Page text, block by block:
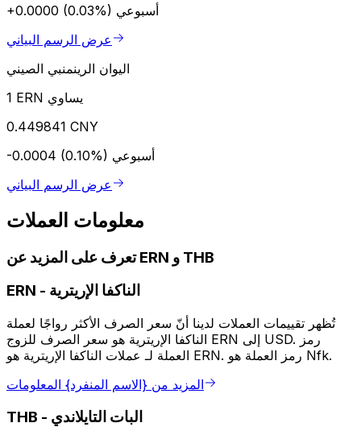
+0.0000 (0.03%) أسبوعي
عرض الرسم البياني
اليوان الرينمنبي الصيني
1 ERN يساوي
0.449841 CNY
-0.0004 (0.10%) أسبوعي
عرض الرسم البياني
معلومات العملات
تعرف على المزيد عن ERN و THB
ERN - الناكفا الإريترية
تُظهر تقييمات العملات لدينا أنّ سعر الصرف الأكثر رواجًا لعملة
الناكفا الإريترية هو سعر الصرف للزوج ERN إلى USD. رمز
العملة لـ عملات الناكفا الإريترية هو ERN. رمز العملة هو Nfk.
المزيد من {الاسم المنفرد} المعلومات
THB - البات التايلاندي